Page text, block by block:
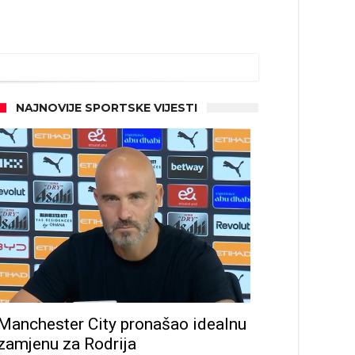
NAJNOVIJE SPORTSKE VIJESTI
City pronašao idealnu
za Rodrija